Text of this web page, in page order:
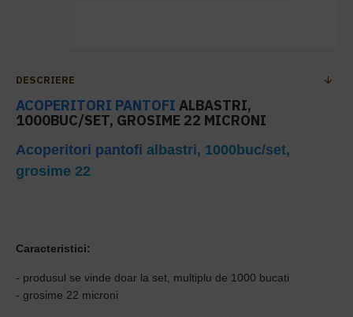
DESCRIERE
ACOPERITORI PANTOFI ALBASTRI,
1000BUC/SET, GROSIME 22 MICRONI
Acoperitori pantofi albastri, 1000buc/set,
grosime 22
Caracteristici:
- produsul se vinde doar la set, multiplu de 1000 bucati
- grosime 22 microni